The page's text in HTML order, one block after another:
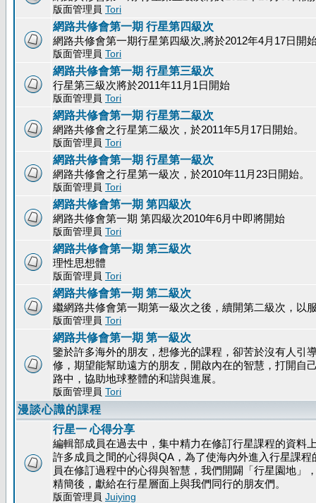
版面管理員 Tori
網路共修會第一期 行星第四級次
網路共修會第一期行星第四級次,將於2012年4月17日開
版面管理員 Tori
網路共修會第一期 行星第三級次
行星第三級次將於2011年11月1日開始
版面管理員 Tori
網路共修會第一期 行星第二級次
網路共修會之行星第二級次，於2011年5月17日開始。
版面管理員 Tori
網路共修會第一期 行星第一級次
網路共修會之行星第一級次，於2010年11月23日開始。
版面管理員 Tori
網路共修會第一期 第四級次
網路共修會第一期 第四級次2010年6月中即將開始
版面管理員 Tori
網路共修會第一期 第三級次
理性思想體
版面管理員 Tori
網路共修會第一期 第二級次
繼網路共修會第一期第一級次之後，續開第二級次，以
版面管理員 Tori
網路共修會第一期 第一級次
鑒於許多海外的朋友，想修光的課程，卻苦於沒有人引
修，期望能幫助遠方的朋友，開啟內在的智慧，打開自
路中，協助地球整體的和諧與進展。
版面管理員 Tori
漫談心識的課程
行星一 心得分享
編輯部成員在過去中，集中精力在修訂行星課程的資料
許多成員之間的心得與QA，為了使海內外進入行星課
員在修訂過程中的心得與智慧，我們開闢「行星園地」
精簡後，獻給在行星層面上與我們同行的朋友們。
版面管理員 Juiying